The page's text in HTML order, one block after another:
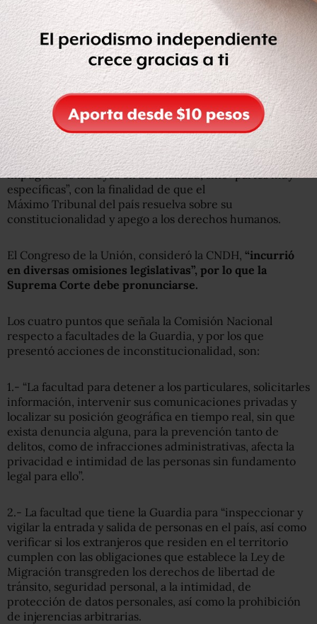
estancias infantiles, “rechazo es de regímenes
autoritarios”
La Comisión Nacional de Derechos Humanos (CNDH)
informó el sábado sobrela presentación ante la Suprema
Corte de Justicia de cuatro acciones de
inconstitucionalidad, respecto a las leyes que regulan la
actuación de la Guardia Nacional.
En un comunicado, el organismo explicó que no está
impugnando las leyes en su totalidad, sino “partes muy
específicas”, con la finalidad de que el
Máximo Tribunal del país resuelva sobre su
constitucionalidad y apego a los derechos humanos.
El Congreso de la Unión, consideró la CNDH, “incurrió
en diversas omisiones legislativas”, por lo que la
Suprema Corte debe pronunciarse.
Los cuatro puntos que señala la Comisión Nacional
respecto a facultades de la Guardia, y por los que
presentó acciones de inconstitucionalidad, son:
1.- “La facultad para detener a los particulares, solicitarles
información, intervenir sus comunicaciones privadas y
localizar su posición geográfica en tiempo real, sin que
exista denuncia alguna, para la prevención tanto de
delitos, como de infracciones administrativas, afecta la
privacidad e intimidad de las personas sin fundamento
legal para ello”.
2.- La facultad que tiene la Guardia para “inspeccionar y
vigilar la entrada y salida de personas en el país, así como
verificar si los extranjeros que residen en el territorio
cumplen con las obligaciones que establece la Ley de
Migración transgreden los derechos de libertad de
tránsito, seguridad personal, a la intimidad, de
protección de datos personales, así como la prohibición
de injerencias arbitrarias.